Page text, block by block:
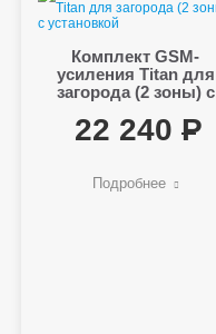
Комплект GSM-
усиления Titan для
загорода (2 зоны) с
22 240
Подробнее